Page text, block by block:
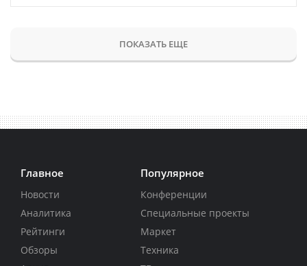
ПОКАЗАТЬ ЕЩЕ
Главное
Новости
Аналитика
Рейтинги
Обзоры
Популярное
Конференции
Специальные проекты
Маркет
Техника